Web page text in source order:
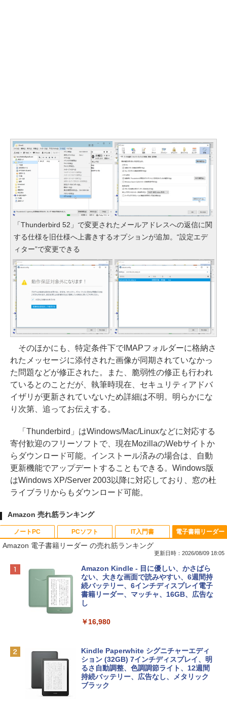
「Thunderbird 52」で変更されたメールアドレスへの返信に関
する仕様を旧仕様へ上書きするオプションが追加。“設定エデ
ィター”で変更できる
そのほかにも、特定条件下でIMAPフォルダーに格納さ
れたメッセージに添付された画像が同期されていなかっ
た問題などが修正された。また、脆弱性の修正も行われ
ているとのことだが、執筆時現在、セキュリティアドバ
イザリが更新されていないため詳細は不明。明らかにな
り次第、追ってお伝えする。
「Thunderbird」はWindows/Mac/Linuxなどに対応する
寄付歓迎のフリーソフトで、現在MozillaのWebサイトか
らダウンロード可能。インストール済みの場合は、自動
更新機能でアップデートすることもできる。Windows版
はWindows XP/Server 2003以降に対応しており、窓の杜
ライブラリからもダウンロード可能。
Amazon 売れ筋ランキング
ノートPC
Apple 2026 MacBook Neo A18 Proチッ
プ搭載13インチノートブック：AIとAppl
e Intelligenceのために設計、Liquid Ret
inaディスプレイ、8GBユニファイドメモ
リ、256GB SSDストレージ、1080p Fac
tomtoc 360°保護 15.6 16インチ パソコ
ンケース Dell NEC Lavie ASUS HP dyna
book Lenovo対応
PCソフト
Robloxギフトカード - 800 Robux 【限
定バーチャルアイテムを含む】 【オンラ
インゲームコード】 ロブロックス | オン
ラインコード版
定バーチャルアイテムを含む】 【オンラ
インゲームコード】 ロブロックス |オン
ラインコード版
￥1,600
IT入門書
生成AIパスポート公式テキスト 第４版
￥1,766
￥1,292
電子書籍リーダー
Amazon 電子書籍リーダー の売れ筋ランキング
更新日時：2026/08/09 18:05
Amazon Kindle - 目に優しい、かさばら
ない、大きな画面で読みやすい、6週間持
続バッテリー、6インチディスプレイ電子
書籍リーダー、マッチャ、16GB、広告な
し
￥16,980
Kindle Paperwhite シグニチャーエディ
ション (32GB) 7インチディスプレイ、明
るさ自動調整、色調調節ライト、12週間
持続バッテリー、広告なし、メタリック
ブラック